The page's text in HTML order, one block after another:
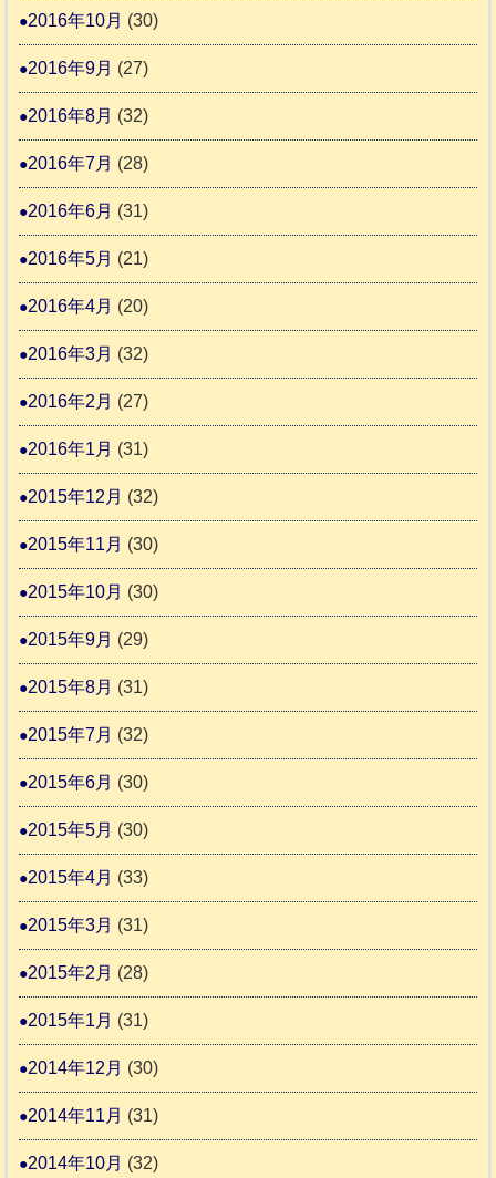
2016年10月 (30)
2016年9月 (27)
2016年8月 (32)
2016年7月 (28)
2016年6月 (31)
2016年5月 (21)
2016年4月 (20)
2016年3月 (32)
2016年2月 (27)
2016年1月 (31)
2015年12月 (32)
2015年11月 (30)
2015年10月 (30)
2015年9月 (29)
2015年8月 (31)
2015年7月 (32)
2015年6月 (30)
2015年5月 (30)
2015年4月 (33)
2015年3月 (31)
2015年2月 (28)
2015年1月 (31)
2014年12月 (30)
2014年11月 (31)
2014年10月 (32)